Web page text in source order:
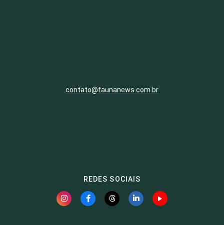
contato@faunanews.com.br
REDES SOCIAIS